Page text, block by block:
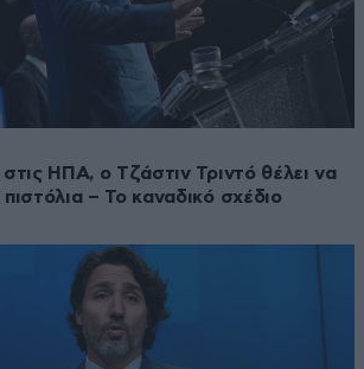
ΗΠΑ, ο Τζάστιν Τριντό θέλει να
– Το καναδικό σχέδιο